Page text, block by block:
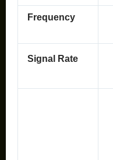
Frequency
Signal Rate